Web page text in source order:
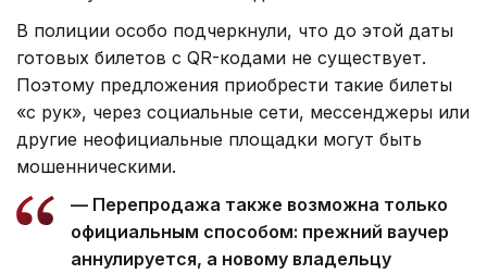
В полиции особо подчеркнули, что до этой даты
готовых билетов с QR-кодами не существует.
Поэтому предложения приобрести такие билеты
«с рук», через социальные сети, мессенджеры или
другие неофициальные площадки могут быть
мошенническими.
— Перепродажа также возможна только
официальным способом: прежний ваучер
аннулируется, а новому владельцу